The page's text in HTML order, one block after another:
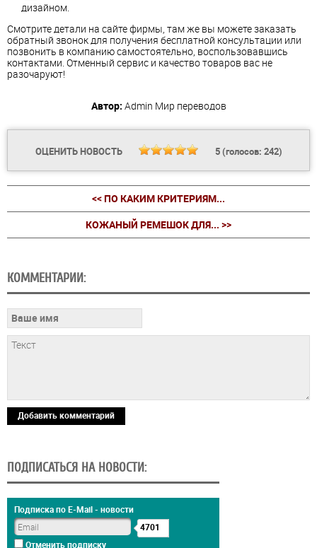
дизайном.
Смотрите детали на сайте фирмы, там же вы можете заказать
обратный звонок для получения бесплатной консультации или
позвонить в компанию самостоятельно, воспользовавшись
контактами. Отменный сервис и качество товаров вас не
разочаруют!
Автор: Admin Мир переводов
ОЦЕНИТЬ НОВОСТЬ 5(голосов: 242)
<< ПО КАКИМ КРИТЕРИЯМ...
КОЖАНЫЙ РЕМЕШОК ДЛЯ... >>
КОММЕНТАРИИ:
Добавить комментарий
ПОДПИСАТЬСЯ НА НОВОСТИ:
Подписка по E-Mail - новости
4701
Отменить подписку